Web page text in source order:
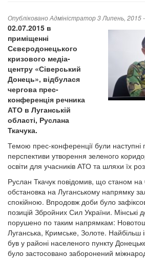
ОпублікованоАдміністратор3 Липень, 2015
02.07.2015 в
приміщенні
Сєвєродонецького
кризового медіа-
центру «Сіверський
Донець», відбулася
чергова прес-
конференція речника
АТО в Луганській
області, Руслана
Ткачука.
Темою прес-конференції були наступні
перспективи утворення зеленого
освіти для учасників АТО та шляхи їх
Руслан Ткачук повідомив, що станом
обстановка на Луганському напрямку
спокійною. Впродовж доби було
позицій Збройних Сил України. Мінські
порушено по таким напрямкам:
Луганська, Кримське, Золоте. Найбільш
був у районі населеного пункту
було застосовано заборонений